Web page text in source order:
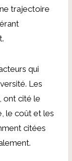
trajectoire
qui
Les
ont cité le
le coût et les
citées